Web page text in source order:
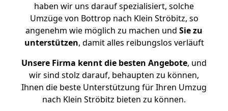
haben wir uns darauf spezialisiert, solche
Umzüge von Bottrop nach Klein Ströbitz, so
angenehm wie möglich zu machen und Sie zu
unterstützen, damit alles reibungslos verläuft
Unsere Firma kennt die besten Angebote, und
wir sind stolz darauf, behaupten zu können,
Ihnen die beste Unterstützung für Ihren Umzug
nach Klein Ströbitz bieten zu können.